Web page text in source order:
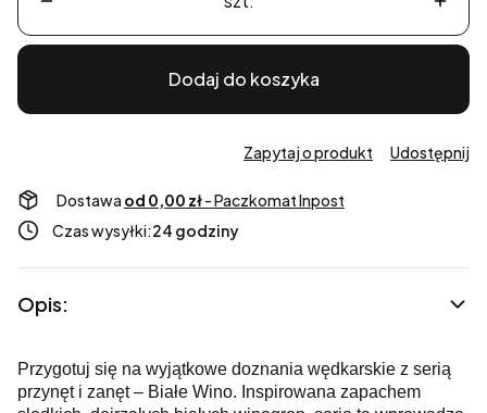
Dodaj do koszyka
Zapytaj o produkt Udostępnij
Dostawa od 0,00 zł- Paczkomat Inpost
Czas wysyłki:24 godziny
Opis:
Przygotuj się na wyjątkowe doznania wędkarskie z serią
przynęt i zanęt – Białe Wino. Inspirowana zapachem